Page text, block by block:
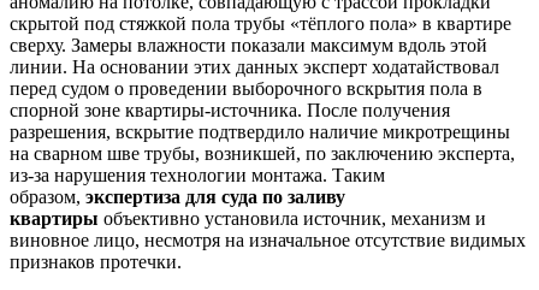
скрытой под стяжкой пола трубы «тёплого пола» в квартире
сверху. Замеры влажности показали максимум вдоль этой
линии. На основании этих данных эксперт ходатайствовал
перед судом о проведении выборочного вскрытия пола в
спорной зоне квартиры-источника. После получения
разрешения, вскрытие подтвердило наличие микротрещины
на сварном шве трубы, возникшей, по заключению эксперта,
из-за нарушения технологии монтажа. Таким
образом, экспертиза для суда по заливу
квартиры объективно установила источник, механизм и
виновное лицо, несмотря на изначальное отсутствие видимых
признаков протечки.